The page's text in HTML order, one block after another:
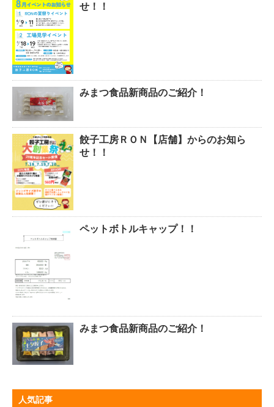
せ！！
みまつ食品新商品のご紹介！
餃子工房ＲＯＮ【店舗】からのお知ら
せ！！
ペットボトルキャップ！！
みまつ食品新商品のご紹介！
人気記事